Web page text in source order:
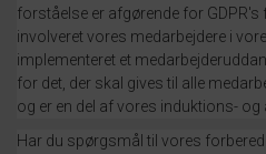
forståelse er afgørende for
involveret vores medarbejdere i
implementeret et
for det, der skal gives til alle
og er en del af vores induktions-
Har du spørgsmål til vores